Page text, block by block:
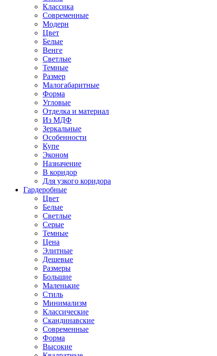
Классика
Современные
Модерн
Цвет
Белые
Венге
Светлые
Темные
Размер
Малогабаритные
Форма
Угловые
Отделка и материал
Из МДФ
Зеркальные
Особенности
Купе
Эконом
Назначение
В коридор
Для узкого коридора
Гардеробные
Цвет
Белые
Светлые
Серые
Темные
Цена
Элитные
Дешевые
Размеры
Большие
Маленькие
Стиль
Минимализм
Классические
Скандинавские
Современные
Форма
Высокие